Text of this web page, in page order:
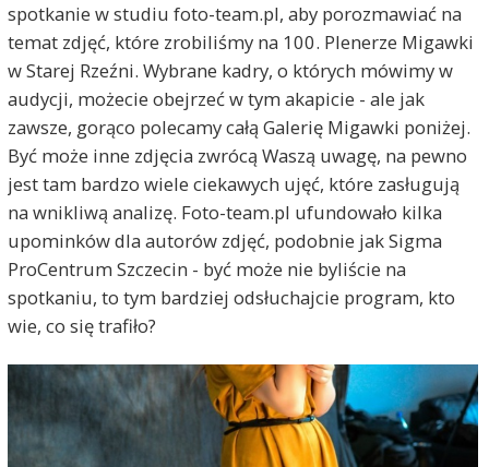
spotkanie w studiu foto-team.pl, aby porozmawiać na
temat zdjęć, które zrobiliśmy na 100. Plenerze Migawki
w Starej Rzeźni. Wybrane kadry, o których mówimy w
audycji, możecie obejrzeć w tym akapicie - ale jak
zawsze, gorąco polecamy całą Galerię Migawki poniżej.
Być może inne zdjęcia zwrócą Waszą uwagę, na pewno
jest tam bardzo wiele ciekawych ujęć, które zasługują
na wnikliwą analizę. Foto-team.pl ufundowało kilka
upominków dla autorów zdjęć, podobnie jak Sigma
ProCentrum Szczecin - być może nie byliście na
spotkaniu, to tym bardziej odsłuchajcie program, kto
wie, co się trafiło?